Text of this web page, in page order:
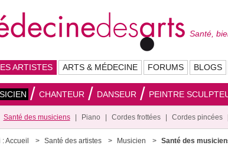
Santé,
ARTISTES ARTS & MÉDECINE FORUMS BLOGS
CHANTEUR DANSEUR PEINTRE
Santé des musiciens Piano Cordes frottées Cordes pincées
:Accueil Santé des artistes Musicien Santé des